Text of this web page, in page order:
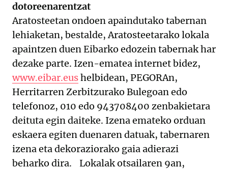
dotoreenarentzat
Aratosteetan ondoen apaindutako tabernan
lehiaketan, bestalde, Aratosteetarako lokala
apaintzen duen Eibarko edozein tabernak har
dezake parte. Izen-ematea internet bidez,
www.eibar.eushelbidean, PEGORAn,
Herritarren Zerbitzurako Bulegoan edo
telefonoz, 010 edo 943708400 zenbakietara
deituta egin daiteke. Izena emateko orduan
eskaera egiten duenaren datuak, tabernaren
izena eta dekoraziorako gaia adierazi
beharko dira. Lokalak otsailaren 9an,